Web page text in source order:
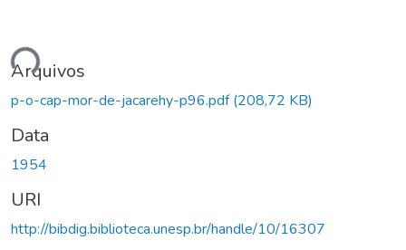
Arquivos
p-o-cap-mor-de-jacarehy-p96.pdf(208,72 KB)
Data
1954
URI
http://bibdig.biblioteca.unesp.br/handle/10/16307